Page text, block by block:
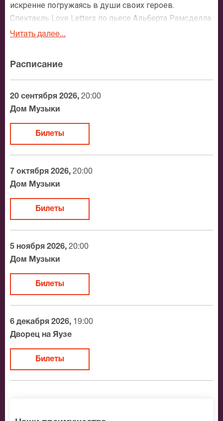
искренне погружаясь в души своих героев.
Спектакль Love Letters по пьесе Альберта Рамсделла
Генри - о двоих, которые пишут друг другу всю
Читать далее...
Расписание
20 сентября 2026, 20:00
Дом Музыки
Билеты
7 октября 2026, 20:00
Дом Музыки
Билеты
5 ноября 2026, 20:00
Дом Музыки
Билеты
6 декабря 2026, 19:00
Дворец на Яузе
Билеты